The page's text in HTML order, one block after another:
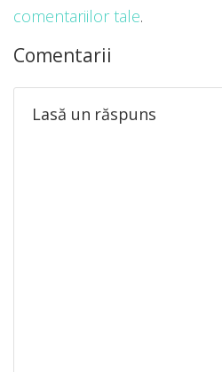
Comentarii
Lasă un răspuns
comentariilor tale.